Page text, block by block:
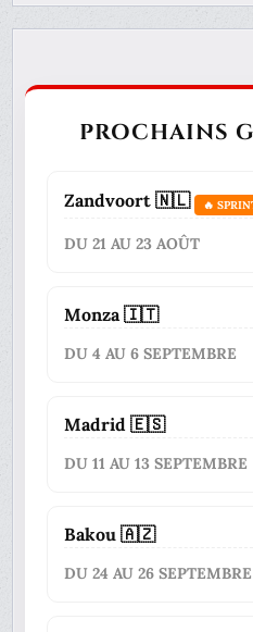
PROCHAINS
Zandvoort 🇳🇱 🔥
DU 21 AU 23 AOÛT
Monza 🇮🇹
DU 4 AU 6 SEPTEMBRE
Madrid 🇪🇸
DU 11 AU 13 SEPTEMBRE
Bakou 🇦🇿
DU 24 AU 26 SEPTEMBRE